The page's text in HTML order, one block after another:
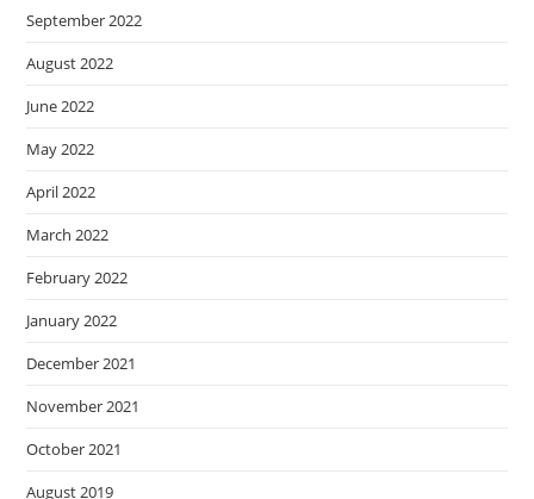
September 2022
August 2022
June 2022
May 2022
April 2022
March 2022
February 2022
January 2022
December 2021
November 2021
October 2021
August 2019